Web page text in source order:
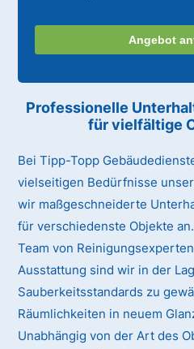
Angebot
Professionelle
für vielfältige
Bei Tipp-Topp
vielseitigen Bedürfnisse
wir maßgeschneiderte
für verschiedenste Objekte
Team von
Ausstattung sind wir in der
Sauberkeitsstandards zu
Räumlichkeiten in neuem
Unabhängig von der Art des